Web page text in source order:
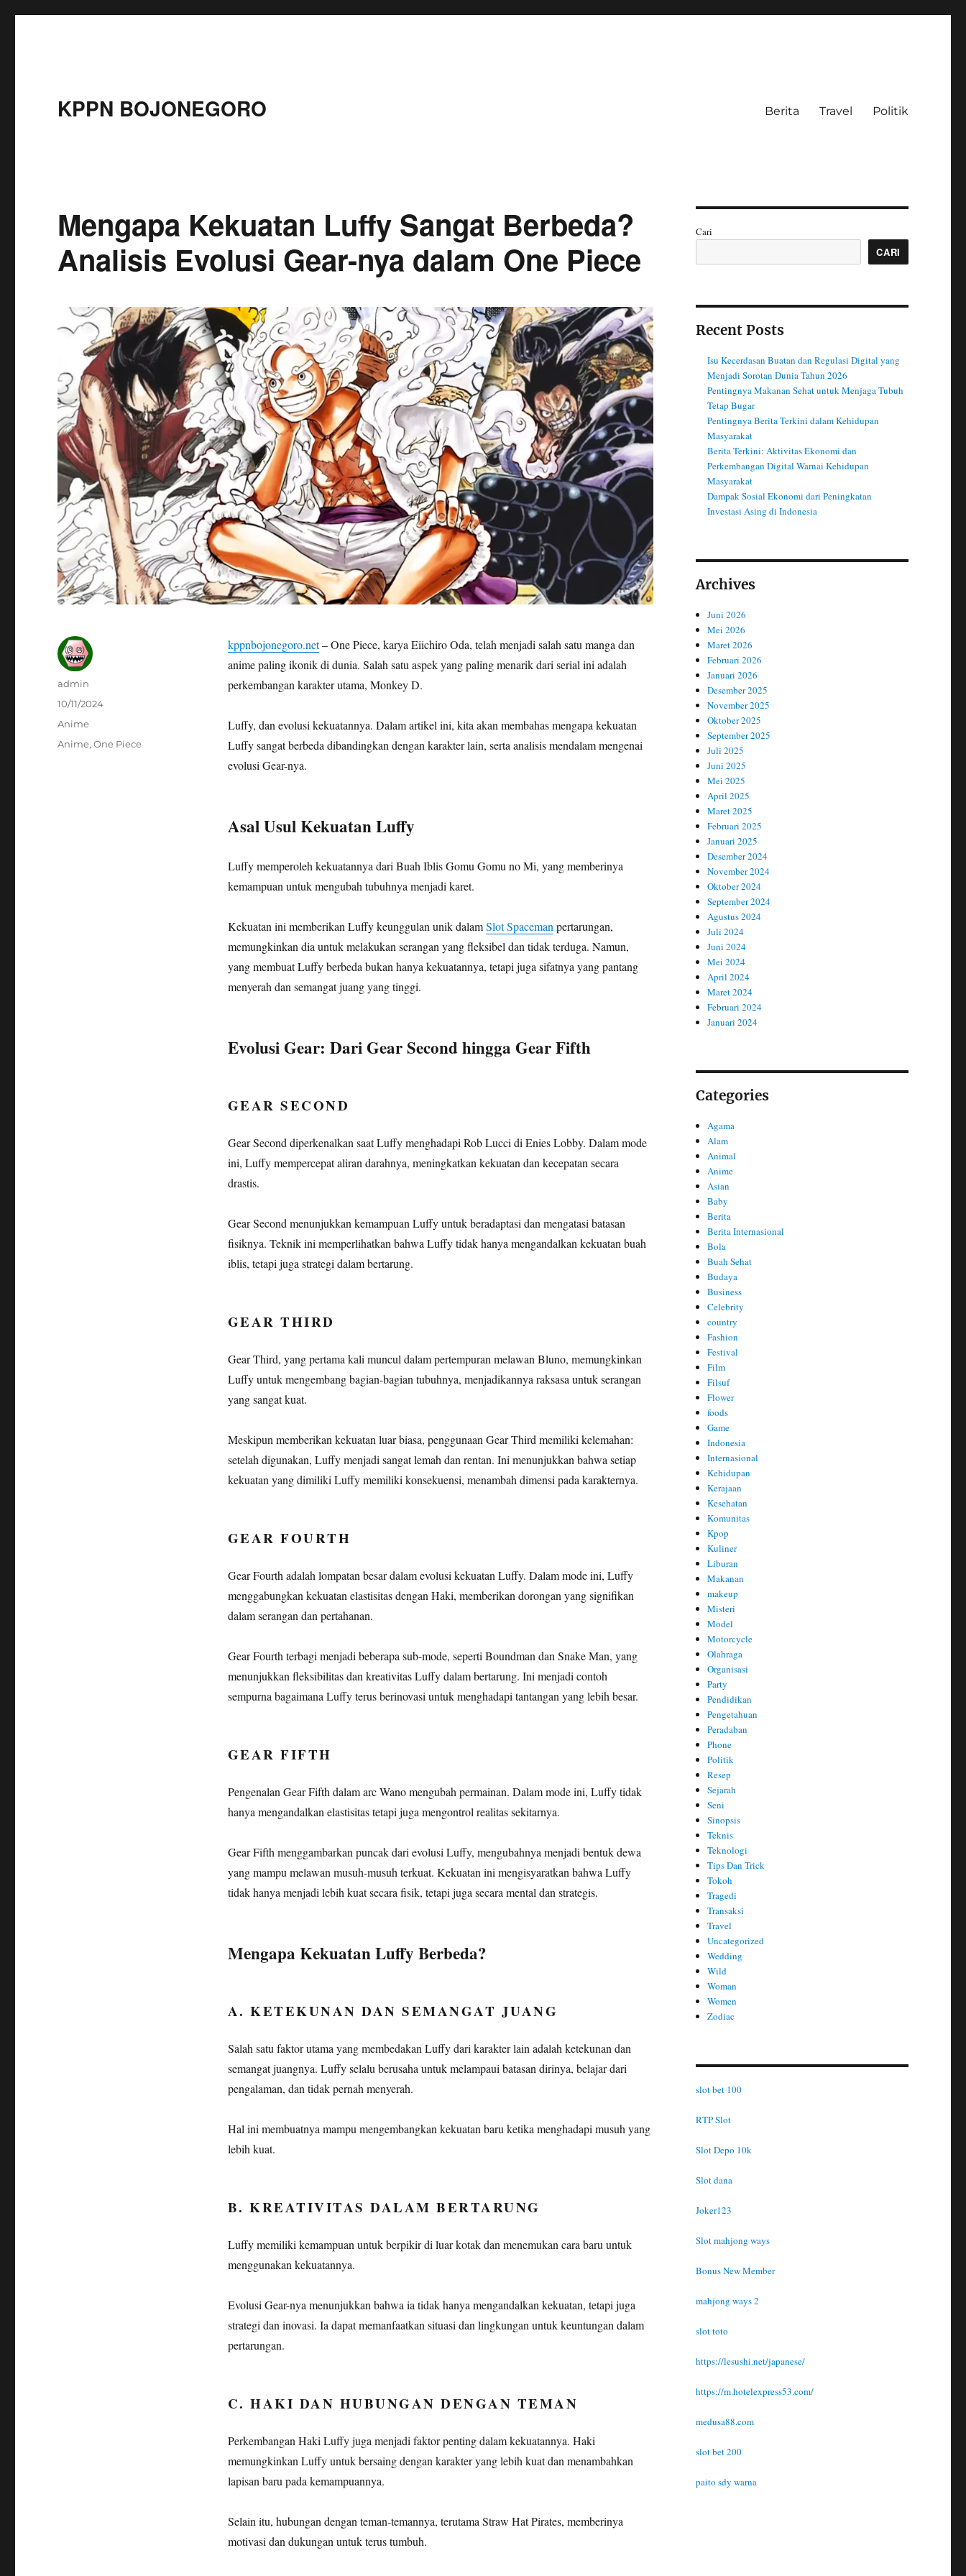
KPPN BOJONEGORO Berita Travel Politik
Mengapa Kekuatan Luffy Sangat Berbeda?
Analisis Evolusi Gear-nya dalam One Piece
kppnbojonegoro.net– One Piece, karya Eiichiro Oda, telah menjadi salah satu manga dan
anime paling ikonik di dunia. Salah satu aspek yang paling menarik dari serial ini adalah
perkembangan karakter utama, Monkey D.
Luffy, dan evolusi kekuatannya. Dalam artikel ini, kita akan membahas mengapa kekuatan
Luffy sangat berbeda dibandingkan dengan karakter lain, serta analisis mendalam mengenai
evolusi Gear-nya.
Asal Usul Kekuatan Luffy
Luffy memperoleh kekuatannya dari Buah Iblis Gomu Gomu no Mi, yang memberinya
kemampuan untuk mengubah tubuhnya menjadi karet.
Kekuatan ini memberikan Luffy keunggulan unik dalamSlot Spacemanpertarungan,
memungkinkan dia untuk melakukan serangan yang fleksibel dan tidak terduga. Namun,
yang membuat Luffy berbeda bukan hanya kekuatannya, tetapi juga sifatnya yang pantang
menyerah dan semangat juang yang tinggi.
Evolusi Gear: Dari Gear Second hingga Gear Fifth
GEAR SECOND
Gear Second diperkenalkan saat Luffy menghadapi Rob Lucci di Enies Lobby. Dalam mode
ini, Luffy mempercepat aliran darahnya, meningkatkan kekuatan dan kecepatan secara
drastis.
Gear Second menunjukkan kemampuan Luffy untuk beradaptasi dan mengatasi batasan
fisiknya. Teknik ini memperlihatkan bahwa Luffy tidak hanya mengandalkan kekuatan buah
iblis, tetapi juga strategi dalam bertarung.
GEAR THIRD
Gear Third, yang pertama kali muncul dalam pertempuran melawan Bluno, memungkinkan
Luffy untuk mengembang bagian-bagian tubuhnya, menjadikannya raksasa untuk serangan
yang sangat kuat.
Meskipun memberikan kekuatan luar biasa, penggunaan Gear Third memiliki kelemahan:
setelah digunakan, Luffy menjadi sangat lemah dan rentan. Ini menunjukkan bahwa setiap
kekuatan yang dimiliki Luffy memiliki konsekuensi, menambah dimensi pada karakternya.
GEAR FOURTH
Gear Fourth adalah lompatan besar dalam evolusi kekuatan Luffy. Dalam mode ini, Luffy
menggabungkan kekuatan elastisitas dengan Haki, memberikan dorongan yang signifikan
dalam serangan dan pertahanan.
Gear Fourth terbagi menjadi beberapa sub-mode, seperti Boundman dan Snake Man, yang
menunjukkan fleksibilitas dan kreativitas Luffy dalam bertarung. Ini menjadi contoh
sempurna bagaimana Luffy terus berinovasi untuk menghadapi tantangan yang lebih besar.
GEAR FIFTH
Pengenalan Gear Fifth dalam arc Wano mengubah permainan. Dalam mode ini, Luffy tidak
hanya mengandalkan elastisitas tetapi juga mengontrol realitas sekitarnya.
Gear Fifth menggambarkan puncak dari evolusi Luffy, mengubahnya menjadi bentuk dewa
yang mampu melawan musuh-musuh terkuat. Kekuatan ini mengisyaratkan bahwa Luffy
tidak hanya menjadi lebih kuat secara fisik, tetapi juga secara mental dan strategis.
Mengapa Kekuatan Luffy Berbeda?
A. KETEKUNAN DAN SEMANGAT JUANG
Salah satu faktor utama yang membedakan Luffy dari karakter lain adalah ketekunan dan
semangat juangnya. Luffy selalu berusaha untuk melampaui batasan dirinya, belajar dari
pengalaman, dan tidak pernah menyerah.
Hal ini membuatnya mampu mengembangkan kekuatan baru ketika menghadapi musuh yang
lebih kuat.
B. KREATIVITAS DALAM BERTARUNG
Luffy memiliki kemampuan untuk berpikir di luar kotak dan menemukan cara baru untuk
menggunakan kekuatannya.
Evolusi Gear-nya menunjukkan bahwa ia tidak hanya mengandalkan kekuatan, tetapi juga
strategi dan inovasi. Ia dapat memanfaatkan situasi dan lingkungan untuk keuntungan dalam
pertarungan.
C. HAKI DAN HUBUNGAN DENGAN TEMAN
Perkembangan Haki Luffy juga menjadi faktor penting dalam kekuatannya. Haki
memungkinkan Luffy untuk bersaing dengan karakter yang lebih kuat dan menambahkan
lapisan baru pada kemampuannya.
Selain itu, hubungan dengan teman-temannya, terutama Straw Hat Pirates, memberinya
motivasi dan dukungan untuk terus tumbuh.
Author
admin
Posted
on
10/11/2024
Categories
Anime
Tags
Anime,One Piece
Cari
CARI
Recent Posts
Isu Kecerdasan Buatan dan Regulasi Digital yang
Menjadi Sorotan Dunia Tahun 2026
Pentingnya Makanan Sehat untuk Menjaga Tubuh
Tetap Bugar
Pentingnya Berita Terkini dalam Kehidupan
Masyarakat
Berita Terkini: Aktivitas Ekonomi dan
Perkembangan Digital Warnai Kehidupan
Masyarakat
Dampak Sosial Ekonomi dari Peningkatan
Investasi Asing di Indonesia
Archives
Juni 2026
Mei 2026
Maret 2026
Februari 2026
Januari 2026
Desember 2025
November 2025
Oktober 2025
September 2025
Juli 2025
Juni 2025
Mei 2025
April 2025
Maret 2025
Februari 2025
Januari 2025
Desember 2024
November 2024
Oktober 2024
September 2024
Agustus 2024
Juli 2024
Juni 2024
Mei 2024
April 2024
Maret 2024
Februari 2024
Januari 2024
Categories
Agama
Alam
Animal
Anime
Asian
Baby
Berita
Berita Internasional
Bola
Buah Sehat
Budaya
Business
Celebrity
country
Fashion
Festival
Film
Filsuf
Flower
foods
Game
Indonesia
Internasional
Kehidupan
Kerajaan
Kesehatan
Komunitas
Kpop
Kuliner
Liburan
Makanan
makeup
Misteri
Model
Motorcycle
Olahraga
Organisasi
Party
Pendidikan
Pengetahuan
Peradaban
Phone
Politik
Resep
Sejarah
Seni
Sinopsis
Teknis
Teknologi
Tips Dan Trick
Tokoh
Tragedi
Transaksi
Travel
Uncategorized
Wedding
Wild
Woman
Women
Zodiac
slot bet 100
RTP Slot
Slot Depo 10k
Slot dana
Joker123
Slot mahjong ways
Bonus New Member
mahjong ways 2
slot toto
https://lesushi.net/japanese/
https://m.hotelexpress53.com/
medusa88.com
slot bet 200
paito sdy warna